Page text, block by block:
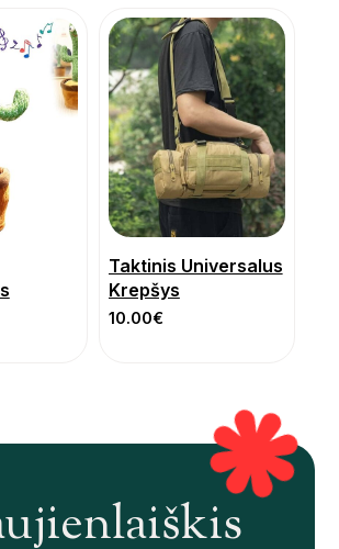
Taktinis Universalus
Krepšys
10.00€